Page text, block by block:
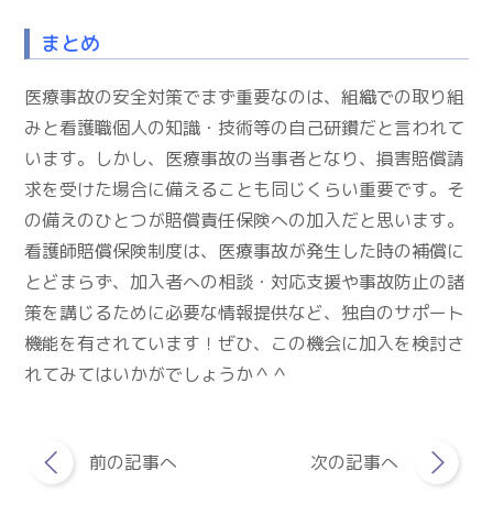
まとめ
医療事故の安全対策でまず重要なのは、組織での取り組
みと看護職個人の知識・技術等の自己研鑽だと言われて
います。しかし、医療事故の当事者となり、損害賠償請
求を受けた場合に備えることも同じくらい重要です。そ
の備えのひとつが賠償責任保険への加入だと思います。
看護師賠償保険制度は、医療事故が発生した時の補償に
とどまらず、加入者への相談・対応支援や事故防止の諸
策を講じるために必要な情報提供など、独自のサポート
機能を有されています！ぜひ、この機会に加入を検討さ
れてみてはいかがでしょうか＾＾
前の記事へ 次の記事へ